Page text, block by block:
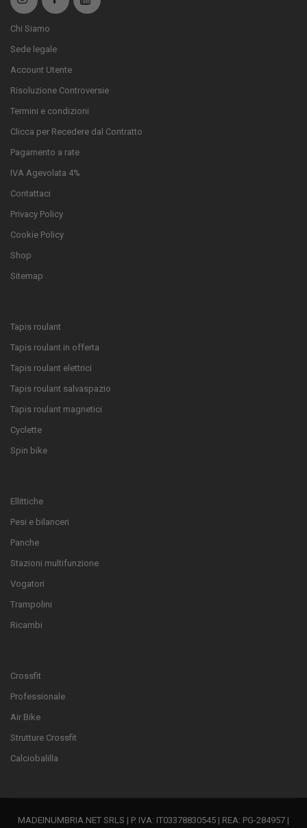
Chi Siamo
Sede legale
Account Utente
Risoluzione Controversie
Termini e condizioni
Clicca per Recedere dal Contratto
Pagamento a rate
IVA Agevolata 4%
Contattaci
Privacy Policy
Cookie Policy
Shop
Sitemap
Tapis roulant
Tapis roulant in offerta
Tapis roulant elettrici
Tapis roulant salvaspazio
Tapis roulant magnetici
Cyclette
Spin bike
Ellittiche
Pesi e bilanceri
Panche
Stazioni multifunzione
Vogatori
Trampolini
Ricambi
Crossfit
Professionale
Air Bike
Strutture Crossfit
Calciobalilla
MADEINUMBRIA.NET SRLS | P. IVA: IT03378830545 | REA: PG-284957 |